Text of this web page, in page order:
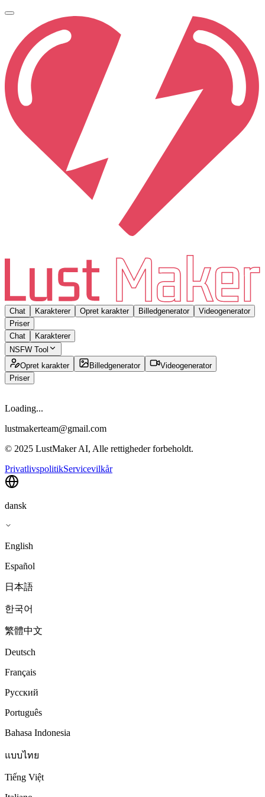
Chat Karakterer Opret karakter Billedgenerator
Videogenerator
Priser
Chat
Karakterer
NSFW Tool
Opret karakter
Billedgenerator
Videogenerator
Priser
Loading...
lustmakerteam@gmail.com
© 2025 LustMaker AI, Alle rettigheder forbeholdt.
PrivatlivspolitikServicevilkår
dansk
English
Español
日本語
한국어
繁體中文
Deutsch
Français
Русский
Português
Bahasa Indonesia
แบบไทย
Tiếng Việt